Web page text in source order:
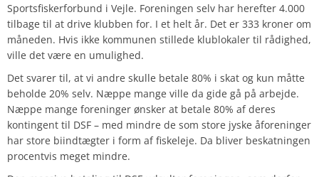
Sportsfiskerforbund i Vejle. Foreningen selv har herefter 4.000
tilbage til at drive klubben for. I et helt år. Det er 333 kroner om
måneden. Hvis ikke kommunen stillede klublokaler til rådighed,
ville det være en umulighed.
Det svarer til, at vi andre skulle betale 80% i skat og kun måtte
beholde 20% selv. Næppe mange ville da gide gå på arbejde.
Næppe mange foreninger ønsker at betale 80% af deres
kontingent til DSF – med mindre de som store jyske åforeninger
har store biindtægter i form af fiskeleje. Da bliver beskatningen
procentvis meget mindre.